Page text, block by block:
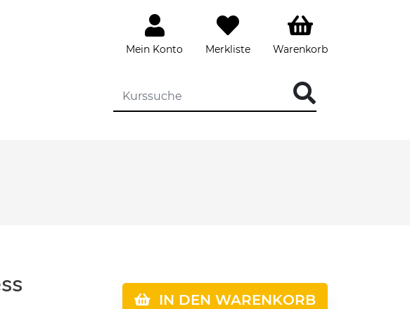
Mein Konto Merkliste Warenkorb
IN DEN WARENKORB